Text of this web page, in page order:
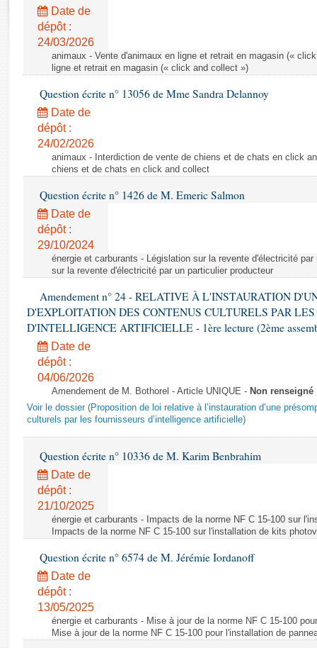
Rapports législatifs
Rapports sur l'application des lois
Baromètre de l’application des lois
Dossiers législatifs
Budget et sécurité sociale
Questions écrites et orales
Comptes rendus des débats
Date de
dépôt :
24/03/2026
animaux - Vente d'animaux en ligne et retrait en magasin («
ligne et retrait en magasin (« click and collect »)
Question écrite n° 13056 de Mme Sandra Delannoy
Date de
dépôt :
24/02/2026
animaux - Interdiction de vente de chiens et de chats en click
chiens et de chats en click and collect
Question écrite n° 1426 de M. Emeric Salmon
Date de
dépôt :
29/10/2024
énergie et carburants - Législation sur la revente d'électricité
sur la revente d'électricité par un particulier producteur
Amendement n° 24 - RELATIVE À L'INSTAURATION
D'EXPLOITATION DES CONTENUS CULTURELS PAR LES
D'INTELLIGENCE ARTIFICIELLE - 1ère lecture (2ème
Date de
dépôt :
04/06/2026
Amendement de M. Bothorel - Article UNIQUE - Non renseigné
Voir le dossier (Proposition de loi relative à l’instauration d’une
culturels par les fournisseurs d’intelligence artificielle)
Question écrite n° 10336 de M. Karim Benbrahim
Date de
dépôt :
21/10/2025
énergie et carburants - Impacts de la norme NF C 15-100 sur
Impacts de la norme NF C 15-100 sur l'installation de kits
Question écrite n° 6574 de M. Jérémie Iordanoff
Date de
dépôt :
13/05/2025
énergie et carburants - Mise à jour de la norme NF C 15-100
Mise à jour de la norme NF C 15-100 pour l'installation de